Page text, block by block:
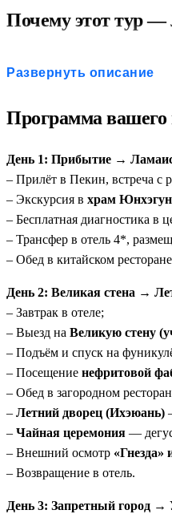
Почему этот тур
Идеальный баланс:
Для ценителей
Не просто экскурсии —
Если у вас несколько дней
Развернуть описание
Программа вашего
День 1: Прибытие →
– Прилёт в Пекин, встреча с
– Экскурсия в храм Юнхэгун
– Бесплатная диагностика в
– Трансфер в отель 4*,
– Обед в китайском
День 2: Великая стена →
– Завтрак в отеле;
– Выезд на Великую стену
– Подъём и спуск на
– Посещение нефритовой
– Обед в загородном
– Летний дворец (Ихэюань)
– Чайная церемония —
– Внешний осмотр «Гнезда»
– Возвращение в отель.
День 3: Запретный город →